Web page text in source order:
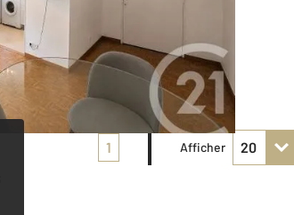
1 Afficher